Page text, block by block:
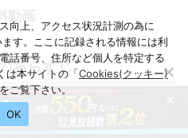
あらすじ
は子供時代の記憶を懐か
向上、アクセス状況計測の為に
す。ここに記録される情報には利
話番号、住所など個人を特定する
は本サイトの「Cookies(クッキー)
ご覧下さい。
OK